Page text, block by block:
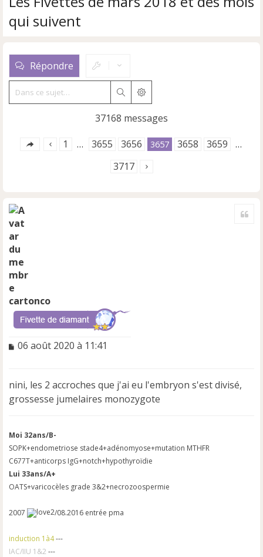
qui suivent
Répondre
RechercherRecherche avancée
37168 messages
1 … 3655 3656 3657 3658 3659 …
3717
cartonco
M
s
a
g
o
n
l
u
06 août 2020 à 11:41
nini, les 2 accroches que j'ai eu l'embryon s'est divisé,
grossesse jumelaires monozygote
Moi 32ans/B-
SOPK+endometriose stade4+adénomyose+mutation MTHFR
C677T+anticorps IgG+notch+hypothyroïdie
Lui 33ans/A+
OATS+varicocèles grade 3&2+necrozoospermie
2007 /08.2016 entrée pma
induction 1à4---
IAC/IIU 1&2 ---